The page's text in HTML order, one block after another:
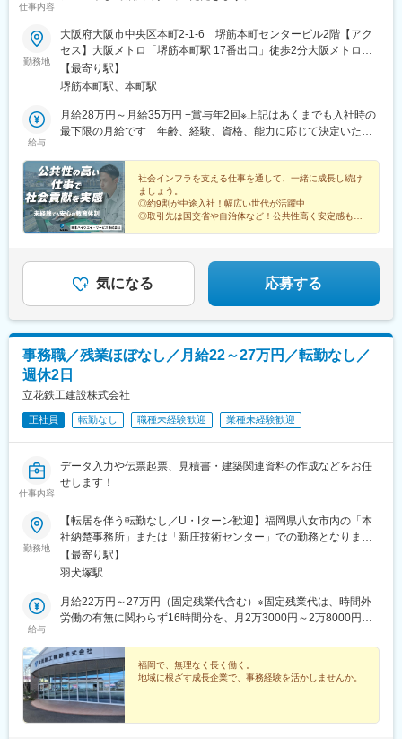
仕事内容
勤務地
大阪府大阪市中央区本町2-1-6 堺筋本町センタービル2階【アク
セス】大阪メトロ「堺筋本町駅 17番出口」徒歩2分大阪メトロ
「本町駅」徒歩5分※転勤なし
【最寄り駅】
堺筋本町駅、本町駅
給与
月給28万円～月給35万円 +賞与年2回※上記はあくまでも入社時の
最下限の月給です 年齢、経験、資格、能力に応じて決定いたし
〈月給例〉月給30万円(基本給：19万6000万円 + 職務給：8万
4000円 + 各種手当：2万円)社会インフラを支える仕事を通して、一緒に成長し続け
ましょう。
◎約9割が中途入社！幅広い世代が活躍中
◎取引先は国交省や自治体など！公共性高く安定感も抜
気になる 応募する
事務職／残業ほぼなし／月給22～27万円／転勤なし／
週休2日
立花鉄工建設株式会社
正社員 転勤なし 職種未経験歓迎 業種未経験歓迎
仕事内容
データ入力や伝票起票、見積書・建築関連資料の作成などをお任
せします！
勤務地
【転居を伴う転勤なし／U・Iターン歓迎】福岡県八女市内の「本
社納楚事務所」または「新庄技術センター」での勤務となりま
す。※配属先は経験・適性などを考慮して決定します■本社納楚事
務所福岡県八女市納楚697-1アクセス：JR「羽犬塚駅」より車で
JR「羽犬塚駅」より車で約10分
【最寄り駅】
羽犬塚駅
給与
月給22万円～27万円（固定残業代含む）※固定残業代は、時間外
労働の有無に関わらず16時間分を、月2万3000円～2万8000円支
などを考慮し、決定します※建設業経理士2級以上をお持ちの方は
優遇します
福岡で、無理なく長く働く。
地域に根ざす成長企業で、事務経験を活かしませんか。